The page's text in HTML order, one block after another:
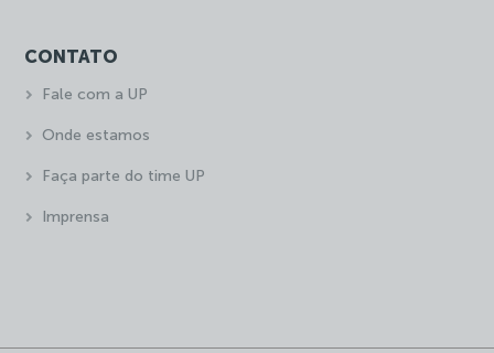
CONTATO
Fale com a UP
Onde estamos
Faça parte do time UP
Imprensa